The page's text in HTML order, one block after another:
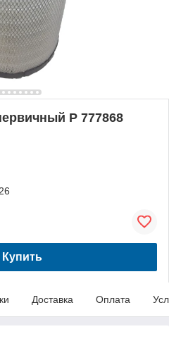
P 777868
Купить
Доставка Оплата